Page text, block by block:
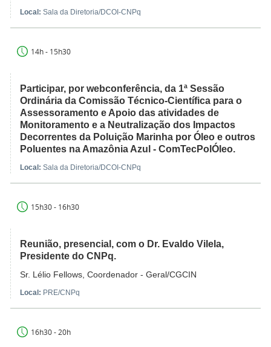
Local: Sala da Diretoria/DCOI-CNPq
14h - 15h30
Participar, por webconferência, da 1ª Sessão
Ordinária da Comissão Técnico-Científica para o
Assessoramento e Apoio das atividades de
Monitoramento e a Neutralização dos Impactos
Decorrentes da Poluição Marinha por Óleo e outros
Poluentes na Amazônia Azul - ComTecPolÓleo.
Local: Sala da Diretoria/DCOI-CNPq
15h30 - 16h30
Reunião, presencial, com o Dr. Evaldo Vilela,
Presidente do CNPq.
Sr. Lélio Fellows, Coordenador - Geral/CGCIN
Local: PRE/CNPq
16h30 - 20h